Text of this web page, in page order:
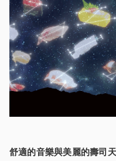
舒適的音樂與美麗的壽司